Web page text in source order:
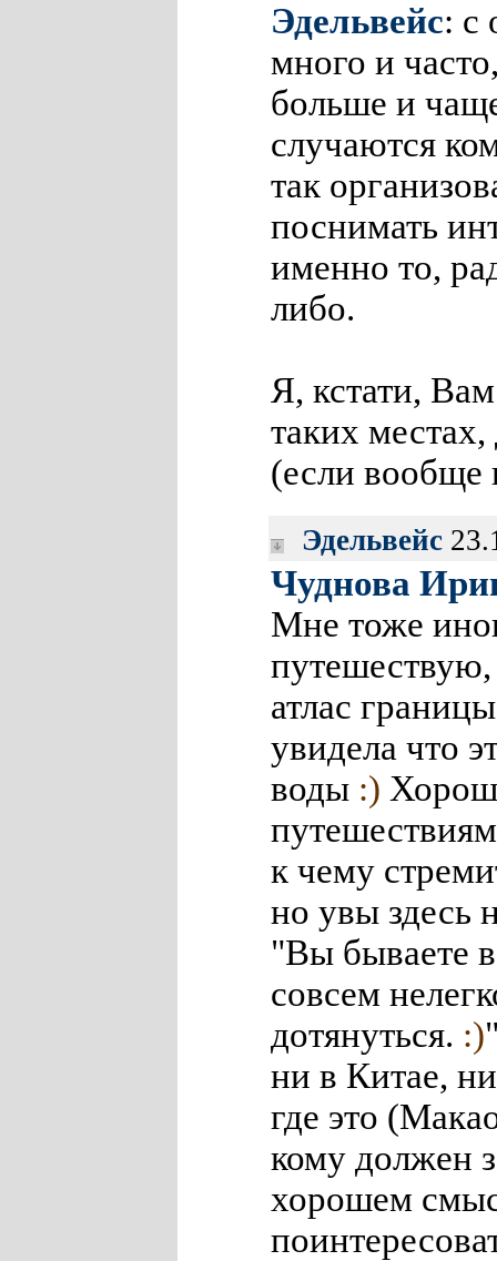
Эдельвейс: с
много и
больше и
случаются
так
поснимать
именно то,
либо.
Я, кстати,
таких
(если вообще
Эдельвейс
Чуднова
Мне тоже
путешествую,
атлас
увидела что
воды :)
к чему
но увы здесь
"Вы бываете
совсем
дотянуться. :)
ни в Китае,
где это
кому должен
хорошем